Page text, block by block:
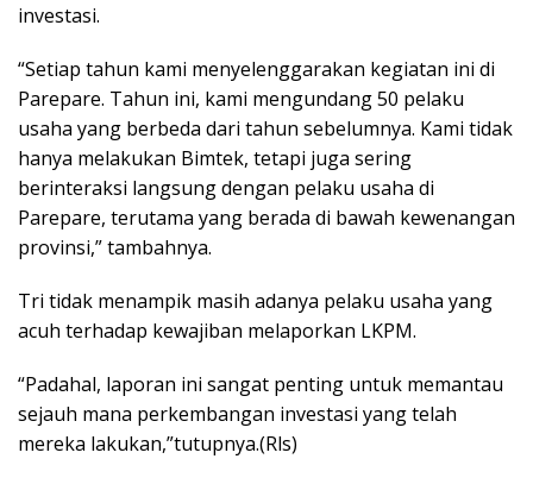
investasi.
“Setiap tahun kami menyelenggarakan kegiatan ini di
Parepare. Tahun ini, kami mengundang 50 pelaku
usaha yang berbeda dari tahun sebelumnya. Kami tidak
hanya melakukan Bimtek, tetapi juga sering
berinteraksi langsung dengan pelaku usaha di
Parepare, terutama yang berada di bawah kewenangan
provinsi,” tambahnya.
Tri tidak menampik masih adanya pelaku usaha yang
acuh terhadap kewajiban melaporkan LKPM.
“Padahal, laporan ini sangat penting untuk memantau
sejauh mana perkembangan investasi yang telah
mereka lakukan,”tutupnya.(Rls)